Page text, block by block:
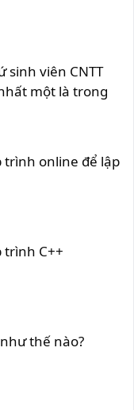
sinh viên CNTT
một là trong
trình online để lập
trình C++
thế nào?